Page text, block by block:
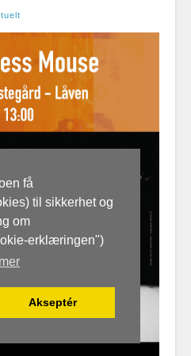
få
til sikkerhet og
om
erklæringen")
Akseptér